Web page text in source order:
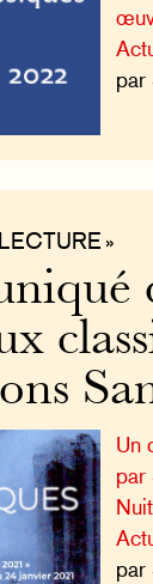
par
»
Un
par
par